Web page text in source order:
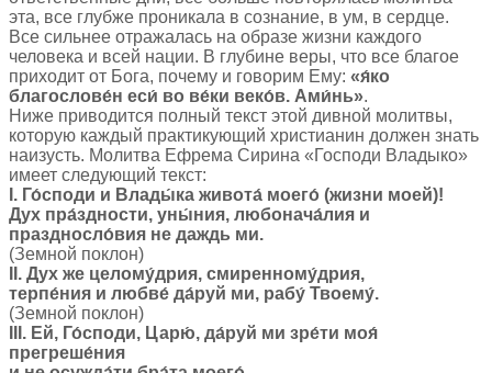
эта, все глубже проникала в сознание, в ум, в сердце.
Все сильнее отражалась на образе жизни каждого
человека и всей нации. В глубине веры, что все благое
приходит от Бога, почему и говорим Ему: «я́ко
благослове́н еси́ во ве́ки веко́в. Ами́нь».
Ниже приводится полный текст этой дивной молитвы,
которую каждый практикующий христианин должен знать
наизусть. Молитва Ефрема Сирина «Господи Владыко»
имеет следующий текст:
I. Го́споди и Влады́ка живота́ моего́ (жизни моей)!
Дух пра́здности, уны́ния, любонача́лия и
праздносло́вия не даждь ми.
(Земной поклон)
II. Дух же целому́дрия, смиренному́дрия,
терпе́ния и любве́ да́руй ми, рабу́ Твоему́.
(Земной поклон)
III. Ей, Го́споди, Царю́, да́руй ми зре́ти моя́
прегреше́ния